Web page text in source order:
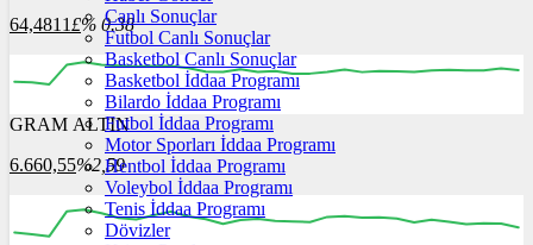
64,4811£% 0.38
12:00 13:00 14:00
GRAM ALTIN
6.660,55%2,59
Canlı Sonuçlar
Futbol Canlı Sonuçlar
Basketbol Canlı Sonuçlar
Basketbol İddaa Programı
Bilardo İddaa Programı
Futbol İddaa Programı
Motor Sporları İddaa Programı
Hentbol İddaa Programı
Voleybol İddaa Programı
Tenis İddaa Programı
Dövizler